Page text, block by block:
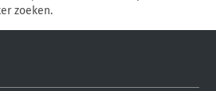
zoeken.